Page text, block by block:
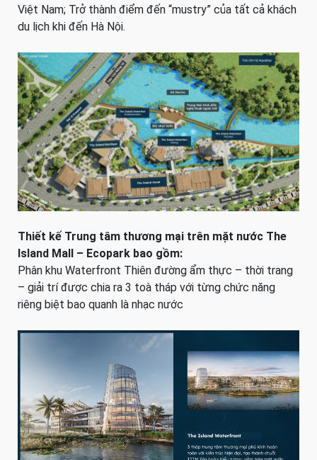
Việt Nam; Trở thành điểm đến “mustry” của tất cả khách
du lịch khi đến Hà Nội.
Thiết kế Trung tâm thương mại trên mặt nước The
Island Mall – Ecopark bao gồm:
Phân khu Waterfront Thiên đường ẩm thực – thời trang
– giải trí được chia ra 3 toà tháp với từng chức năng
riêng biệt bao quanh là nhạc nước